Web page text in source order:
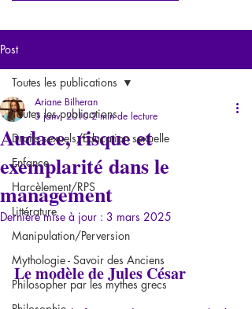
Post
Toutes les publications
Droits sexuels/Education sexuelle
Enfance
Harcèlement/RPS
Littérature
Manipulation/Perversion
Mythologie - Savoir des Anciens
Philosopher par les mythes grecs
Toutes les publications
Audace, risque et
exemplarité dans le
management
Ariane Bilheran
3 janv. 2010 2 min de lecture
Dernière mise à jour : 3 mars 2025
Le modèle de Jules César